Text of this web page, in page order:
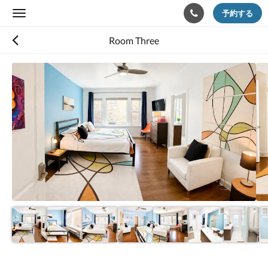
Toggle
予約する
Room Three
下
記
に
カ
ル
ー
ま
す。
画
像
を